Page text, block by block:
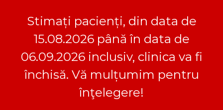
Stimați pacienți, din data de
15.08.2026 până în data de
06.09.2026 inclusiv, clinica va fi
închisă. Vă mulțumim pentru
înţelegere!